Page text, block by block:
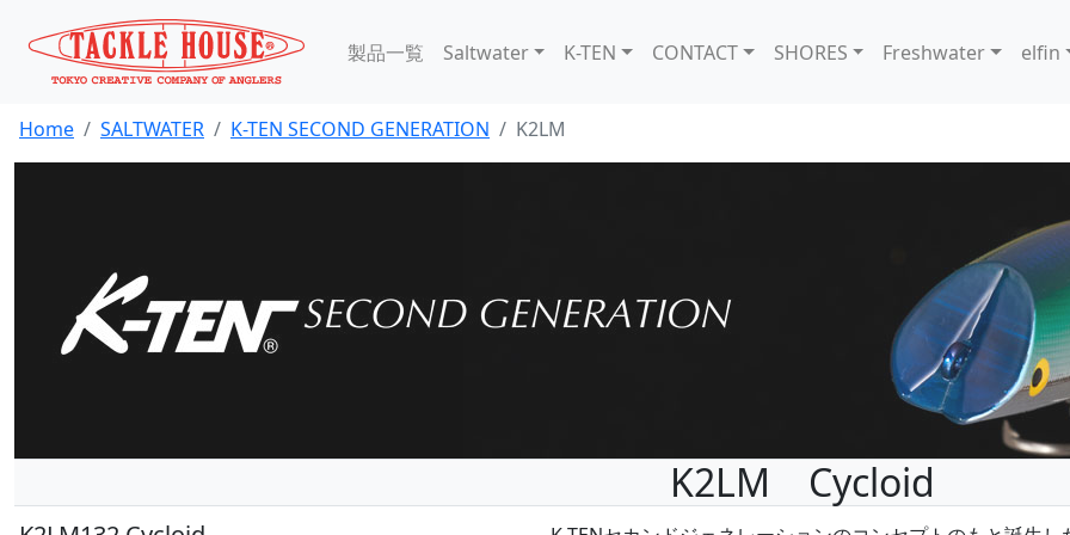
製品一覧 Saltwater K-TEN CONTACT SHORES Freshwater elfin
Home SALTWATER K-TEN SECOND GENERATION K2LM
K2LM Cycloid